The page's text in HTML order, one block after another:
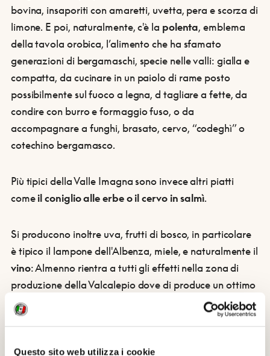
Questo sito web utilizza i cookie
bovina, insaporiti con amaretti, uvetta, pera e scorza di
limone. E poi, naturalmente, c'è la polenta, emblema
della tavola orobica, l’alimento che ha sfamato
generazioni di bergamaschi, specie nelle valli: gialla e
compatta, da cucinare in un paiolo di rame posto
possibilmente sul fuoco a legna, d tagliare a fette, da
condire con burro e formaggio fuso, o da
accompagnare a funghi, brasato, cervo, “codeghì” o
cotechino bergamasco.
Più tipici della Valle Imagna sono invece altri piatti
comeil coniglio alle erbe o il cervo in salmì.
Si producono inoltre uva, frutti di bosco, in particolare
è tipico il lampone dell'Albenza, miele, e naturalmente il
vino: Almenno rientra a tutti gli effetti nella zona di
produzione della Valcalepio dove di produce un ottimo
vino rosso come il
, dal colore rosso
rubino, con un intenso profumo di amarena e un sapore
e i salumi locali.E, naturalmente, con la polenta.